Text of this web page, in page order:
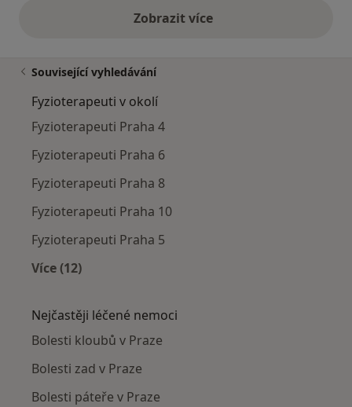
Zobrazit vícevýše uvedené názory
Související vyhledávání
Fyzioterapeuti v okolí
Fyzioterapeuti Praha 4
Fyzioterapeuti Praha 6
Fyzioterapeuti Praha 8
Fyzioterapeuti Praha 10
Fyzioterapeuti Praha 5
Více (12)
Nejčastěji léčené nemoci
Bolesti kloubů v Praze
Bolesti zad v Praze
Bolesti páteře v Praze